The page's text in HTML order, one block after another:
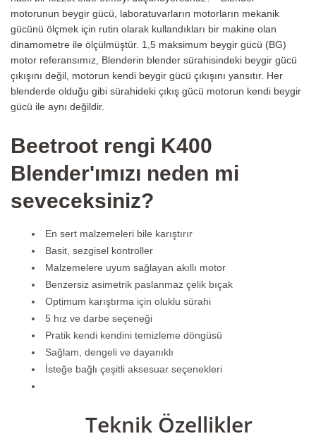
motorunun beygir gücü, laboratuvarların motorların mekanik
gücünü ölçmek için rutin olarak kullandıkları bir makine olan
dinamometre ile ölçülmüştür. 1,5 maksimum beygir gücü (BG)
motor referansımız, Blenderin blender sürahisindeki beygir gücü
çıkışını değil, motorun kendi beygir gücü çıkışını yansıtır. Her
blenderde olduğu gibi sürahideki çıkış gücü motorun kendi beygir
gücü ile aynı değildir.
Beetroot rengi K400
Blender'ımızı neden mi
seveceksiniz?
En sert malzemeleri bile karıştırır
Basit, sezgisel kontroller
Malzemelere uyum sağlayan akıllı motor
Benzersiz asimetrik paslanmaz çelik bıçak
Optimum karıştırma için oluklu sürahi
5 hız ve darbe seçeneği
Pratik kendi kendini temizleme döngüsü
Sağlam, dengeli ve dayanıklı
İsteğe bağlı çeşitli aksesuar seçenekleri
Teknik Özellikler